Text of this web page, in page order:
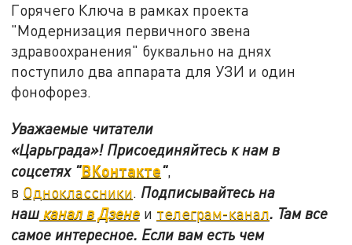
Горячего Ключа в рамках проекта
"Модернизация первичного звена
здравоохранения" буквально на днях
поступило два аппарата для УЗИ и один
фонофорез.
Уважаемые читатели
«Царьграда»! Присоединяйтесь к нам в
соцсетях "ВКонтакте",
в Одноклассники. Подписывайтесь на
нашканал в Дзене и телеграм-канал. Там все
самое интересное. Если вам есть чем